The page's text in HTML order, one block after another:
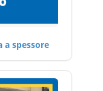
a spessore